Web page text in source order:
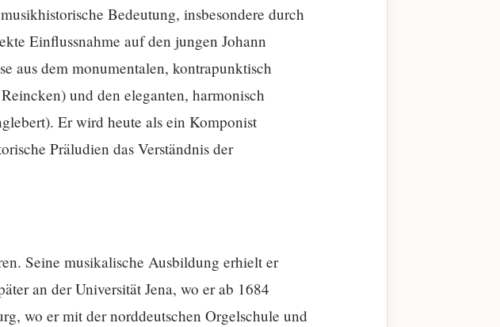
Bedeutung, insbesondere durch
Einflussnahme auf den jungen Johann
aus dem monumentalen, kontrapunktisch
und den eleganten, harmonisch
Er wird heute als ein Komponist
Präludien das Verständnis der
Seine musikalische Ausbildung erhielt er
an der Universität Jena, wo er ab 1684
wo er mit der norddeutschen Orgelschule und